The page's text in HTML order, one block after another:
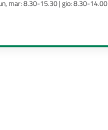
mar: 8.30-15.30 | gio: 8.30-14.00